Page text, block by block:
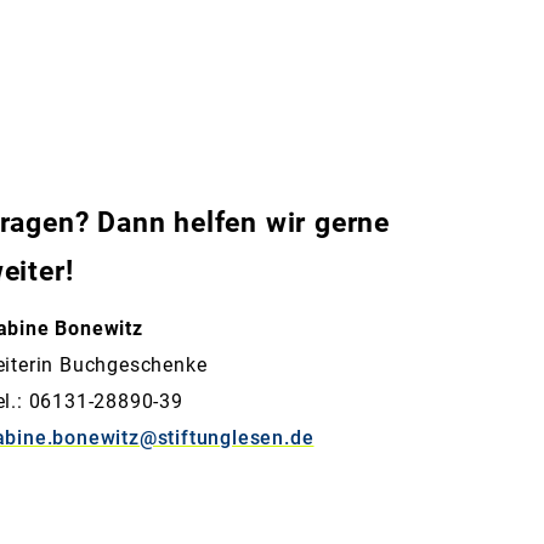
Dann helfen wir gerne
Bonewitz
Buchgeschenke
06131-28890-39